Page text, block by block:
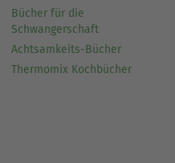
Bücher für die
Schwangerschaft
Achtsamkeits-Bücher
Thermomix Kochbücher